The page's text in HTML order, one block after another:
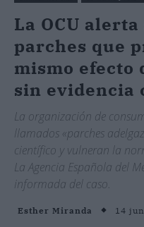
La OCU
parches que
mismo efecto
sin evidencia
La organización de
llamados «parches
científico y vulneran la
La Agencia Española del
informada del caso.
Esther Miranda 14